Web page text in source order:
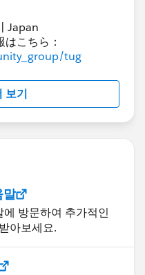
Japan
こちら：
tug
보기
말
방문하여 추가적인
아보세요.